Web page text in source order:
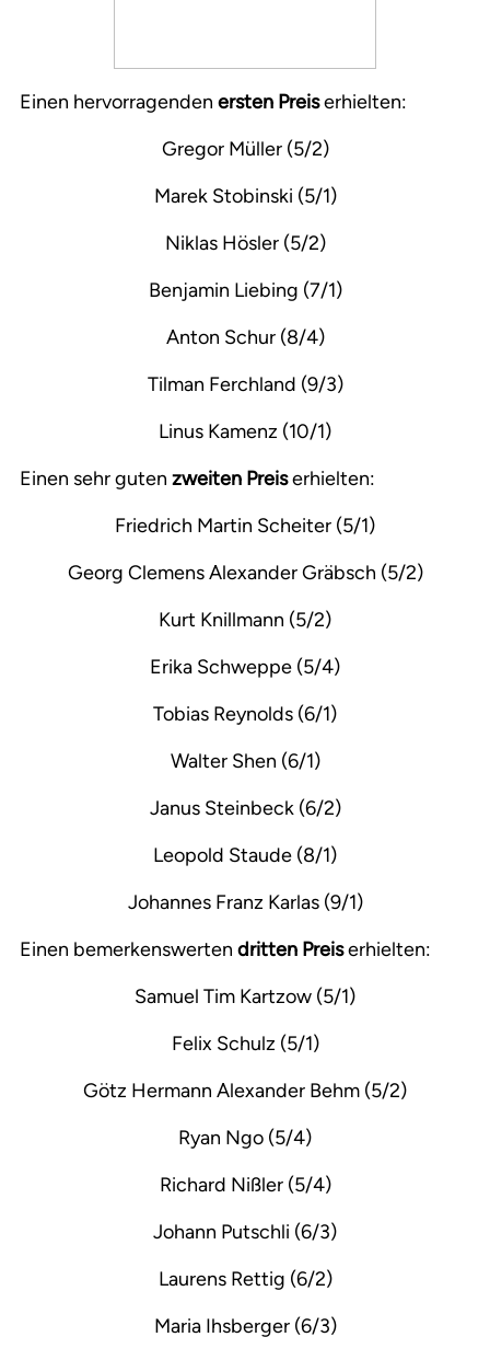
Einen hervorragenden ersten Preiserhielten:
Gregor Müller (5/2)
Marek Stobinski (5/1)
Niklas Hösler (5/2)
Benjamin Liebing (7/1)
Anton Schur (8/4)
Tilman Ferchland (9/3)
Linus Kamenz (10/1)
Einen sehr guten zweiten Preiserhielten:
Friedrich Martin Scheiter (5/1)
Georg Clemens Alexander Gräbsch (5/2)
Kurt Knillmann (5/2)
Erika Schweppe (5/4)
Tobias Reynolds (6/1)
Walter Shen (6/1)
Janus Steinbeck (6/2)
Leopold Staude (8/1)
Johannes Franz Karlas (9/1)
Einen bemerkenswerten dritten Preiserhielten:
Samuel Tim Kartzow (5/1)
Felix Schulz (5/1)
Götz Hermann Alexander Behm (5/2)
Ryan Ngo (5/4)
Richard Nißler (5/4)
Johann Putschli (6/3)
Laurens Rettig (6/2)
Maria Ihsberger (6/3)